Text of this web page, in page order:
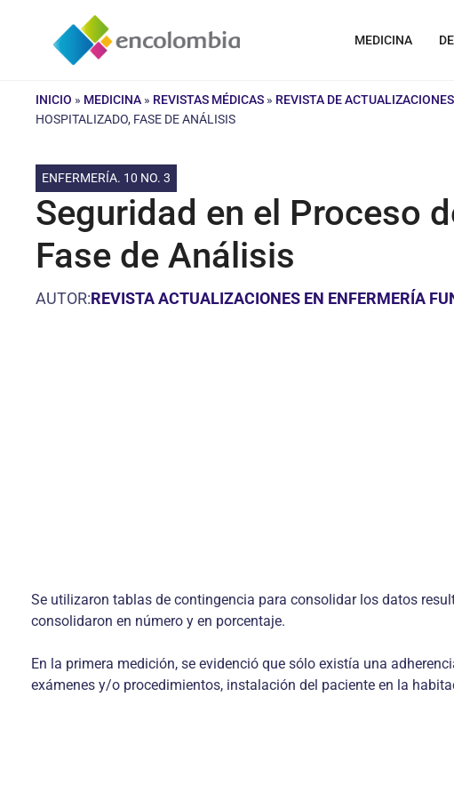
contenido
MEDICINA
INICIO » MEDICINA » REVISTAS MÉDICAS » REVISTA DE
HOSPITALIZADO, FASE DE ANÁLISIS
ENFERMERÍA. 10 NO. 3
Seguridad en el Proceso
Fase de Análisis
AUTOR:REVISTA ACTUALIZACIONES EN ENFERMERÍA
Se utilizaron tablas de contingencia para consolidar los datos
consolidaron en número y en porcentaje.
En la primera medición, se evidenció que sólo existía una
exámenes y/o procedimientos, instalación del paciente en la